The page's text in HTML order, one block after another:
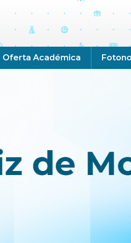
Oferta Académica